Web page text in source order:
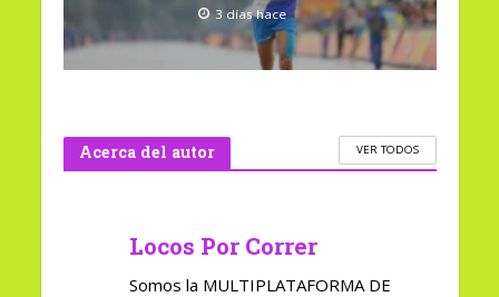
3 días hace
Acerca del autor VER TODOS
Locos Por Correr
Somos la MULTIPLATAFORMA DE